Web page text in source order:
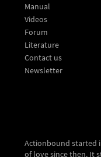
Manual
Videos
Forum
Literature
Contact us
Newsletter
Actionbound started
of love since then. It